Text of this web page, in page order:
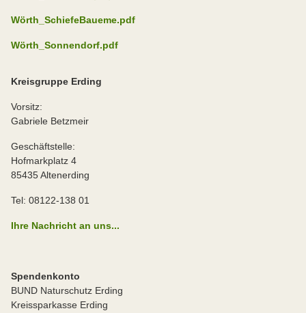
Wörth_SchiefeBaueme.pdf
Wörth_Sonnendorf.pdf
Kreisgruppe Erding
Vorsitz:
Gabriele Betzmeir
Geschäftstelle:
Hofmarkplatz 4
85435 Altenerding
Tel: 08122-138 01
Ihre Nachricht an uns...
Spendenkonto
BUND Naturschutz Erding
Kreissparkasse Erding